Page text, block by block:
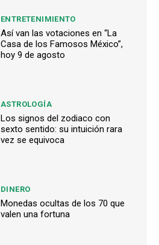
ENTRETENIMIENTO
Así van las votaciones en “La
Casa de los Famosos México”,
hoy 9 de agosto
ASTROLOGÍA
Los signos del zodiaco con
sexto sentido: su intuición rara
vez se equivoca
DINERO
Monedas ocultas de los 70 que
valen una fortuna